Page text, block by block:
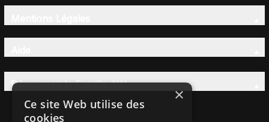
Découvrez la Famille AW
×
Ce site Web utilise des
cookies